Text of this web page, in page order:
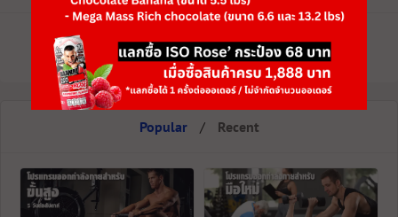
Popular / Recent